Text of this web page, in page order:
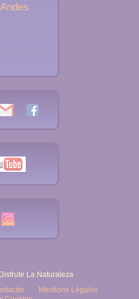
La Naturaleza
Mentions Légales